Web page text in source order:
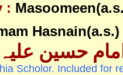
:
Hasnain(a.s.)
حسین
Scholor. Included for